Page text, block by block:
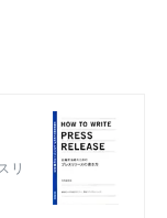
リ